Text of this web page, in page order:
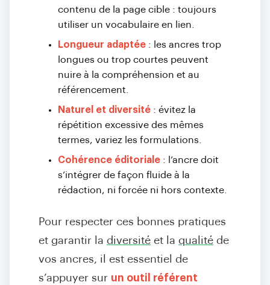
contenu de la page cible : toujours
utiliser un vocabulaire en lien.
Longueur adaptée : les ancres trop
longues ou trop courtes peuvent
nuire à la compréhension et au
référencement.
Naturel et diversité : évitez la
répétition excessive des mêmes
termes, variez les formulations.
Cohérence éditoriale : l’ancre doit
s’intégrer de façon fluide à la
rédaction, ni forcée ni hors contexte
Pour respecter ces bonnes pratiques
et garantir la diversité et la qualité de
vos ancres, il est essentiel de
s’appuyer sur un outil référent